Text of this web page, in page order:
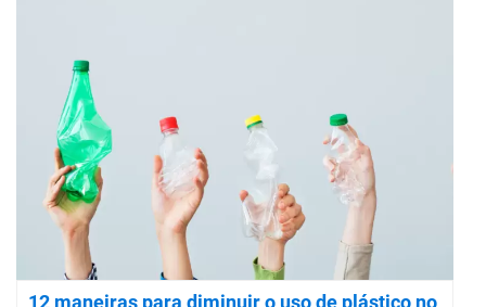
12 maneiras para diminuir o uso de plástico no